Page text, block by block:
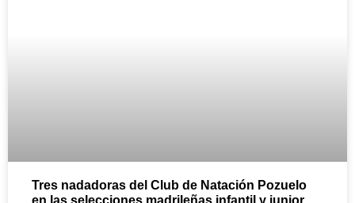
Tres nadadoras del Club de Natación Pozuelo